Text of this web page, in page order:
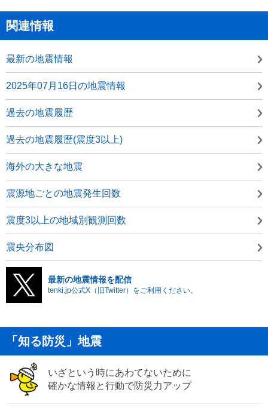
関連情報
最新の地震情報
2025年07月16日の地震情報
過去の地震履歴
過去の地震履歴(震度3以上)
海外の大きな地震
震源地ごとの地震発生回数
震度3以上の地域別観測回数
震央分布図
最新の地震情報を配信
tenki.jp公式X（旧Twitter）をご利用ください。
「知る防災」地震
いざという時にあわてないために
確かな情報と行動で防災力アップ